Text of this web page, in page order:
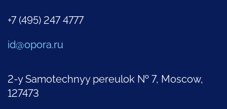
+7 (495) 247 4777
id@opora.ru
2-y Samotechnyy pereulok № 7, Moscow,
127473